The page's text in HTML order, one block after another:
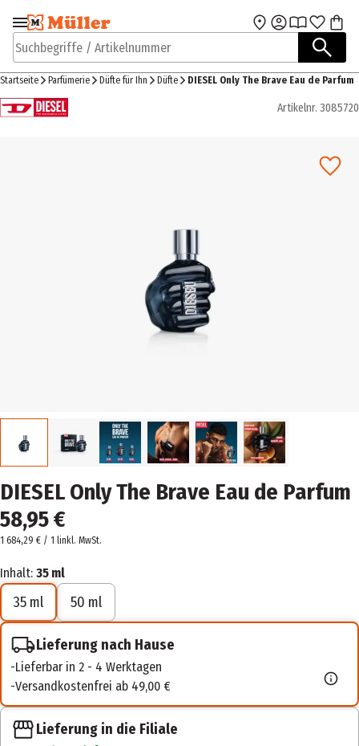
Zur Navigation
springen
Zum Hauptinhalt
Suchbegriffe / Artikelnummer
Startseite Parfümerie Düfte für Ihn Düfte DIESEL Only The Brave Eau de Parfum
Artikelnr. 3085720
DIESEL Only The Brave Eau de Parfum
58,95 €
1 684,29 € / 1 linkl. MwSt.
Inhalt: 35 ml
35 ml 50 ml
Lieferung nach Hause
Lieferbar in 2 - 4 Werktagen
Versandkostenfrei ab 49,00 €
Lieferung in die Filiale